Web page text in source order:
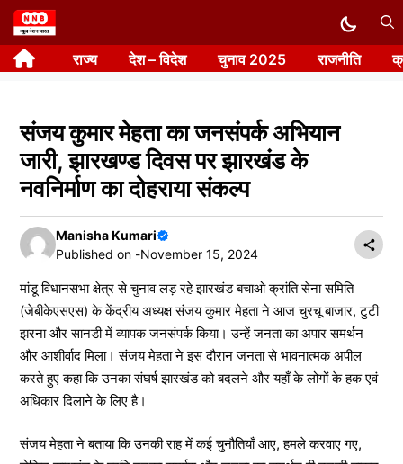
Skip
to
content राज्य देश – विदेश चुनाव 2025 राजनीति
संजय कुमार मेहता का जनसंपर्क अभियान
जारी, झारखण्ड दिवस पर झारखंड के
नवनिर्माण का दोहराया संकल्प
Manisha Kumari
Published on -November 15, 2024
मांडू विधानसभा क्षेत्र से चुनाव लड़ रहे झारखंड बचाओ क्रांति सेना समिति
(जेबीकेएसएस) के केंद्रीय अध्यक्ष संजय कुमार मेहता ने आज चुरचू बाजार, टुटी
झरना और सानडी में व्यापक जनसंपर्क किया। उन्हें जनता का अपार समर्थन
और आशीर्वाद मिला। संजय मेहता ने इस दौरान जनता से भावनात्मक अपील
करते हुए कहा कि उनका संघर्ष झारखंड को बदलने और यहाँ के लोगों के हक एवं
अधिकार दिलाने के लिए है।
संजय मेहता ने बताया कि उनकी राह में कई चुनौतियाँ आए, हमले करवाए गए,